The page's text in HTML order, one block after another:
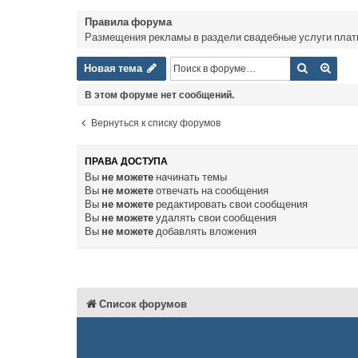
Правила форума
Размещения рекламы в раздели cвадебные услуги
Новая тема
Новая тема Поиск
В этом форуме нет сообщений.
Вернуться к списку форумов
ПРАВА ДОСТУПА
Вы не можете начинать темы
Вы не можете отвечать на сообщения
Вы не можете редактировать свои сообщения
Вы не можете удалять свои сообщения
Вы не можете добавлять вложения
Список форумов